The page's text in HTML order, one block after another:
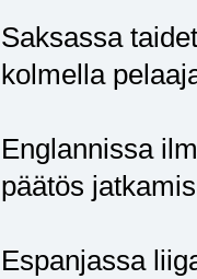
Saksassa
kolmella
Englannissa
päätös
Espanjassa